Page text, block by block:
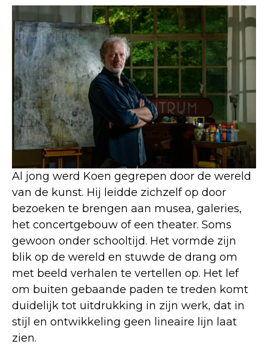
Al jong werd Koen gegrepen door de wereld
van de kunst. Hij leidde zichzelf op door
bezoeken te brengen aan musea, galeries,
het concertgebouw of een theater. Soms
gewoon onder schooltijd. Het vormde zijn
blik op de wereld en stuwde de drang om
met beeld verhalen te vertellen op. Het lef
om buiten gebaande paden te treden komt
duidelijk tot uitdrukking in zijn werk, dat in
stijl en ontwikkeling geen lineaire lijn laat
zien.